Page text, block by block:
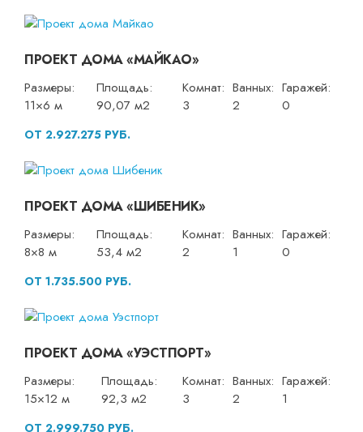
ПРОЕКТ ДОМА «МАЙКАО»
Размеры:
11×6 м
Площадь:
90,07 м2
Комнат:
3
Ванных:
2
Гаражей:
0
ОТ 2.927.275 РУБ.
ПРОЕКТ ДОМА «ШИБЕНИК»
Размеры:
8×8 м
Площадь:
53,4 м2
Комнат:
2
Ванных:
1
Гаражей:
0
ОТ 1.735.500 РУБ.
ПРОЕКТ ДОМА «УЭСТПОРТ»
Размеры:
15×12 м
Площадь:
92,3 м2
Комнат:
3
Ванных:
2
Гаражей:
1
ОТ 2.999.750 РУБ.